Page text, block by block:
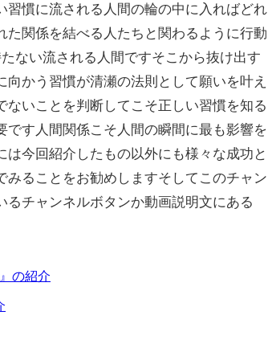
慣に流される人間の輪の中に入ればどれ
関係を結べる人たちと関わるように行動
ない流される人間ですそこから抜け出す
かう習慣が清瀬の法則として願いを叶え
いことを判断してこそ正しい習慣を知る
す人間関係こそ人間の瞬間に最も影響を
今回紹介したもの以外にも様々な成功と
ることをお勧めしますそしてこのチャン
チャンネルボタンか動画説明文にある